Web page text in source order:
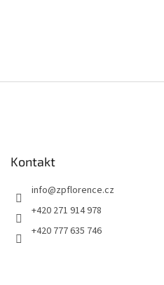
Kontakt
info@zpflorence.cz
+420 271 914 978
+420 777 635 746